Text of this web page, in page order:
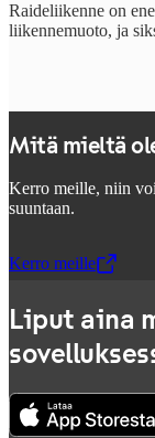
Raideliikenne on
liikennemuoto, ja
Mitä mieltä
Kerro meille, niin
suuntaan.
Kerro meille
,Avataan uudessa
Liput aina